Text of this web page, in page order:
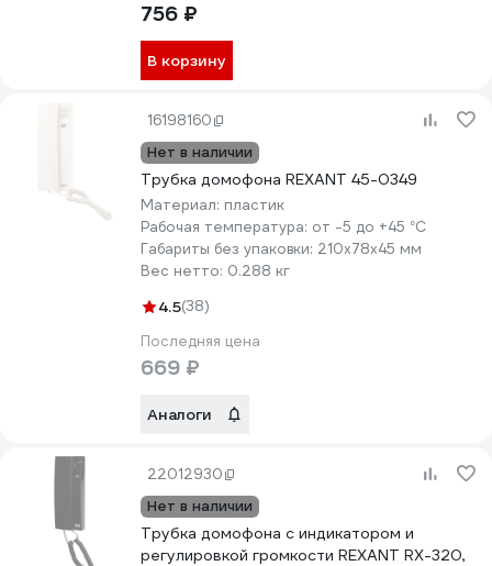
756 ₽
В корзину
16198160
Нет в наличии
Трубка домофона REXANT 45-0349
Материал: пластик
Рабочая температура: от -5 до +45 °С
Габариты без упаковки: 210x78x45 мм
Вес нетто: 0.288 кг
4.5(38)
Последняя цена
669 ₽
Аналоги
22012930
Нет в наличии
Трубка домофона с индикатором и
регулировкой громкости REXANT RX-320,